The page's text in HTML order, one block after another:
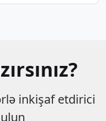
inkişaf etdirici